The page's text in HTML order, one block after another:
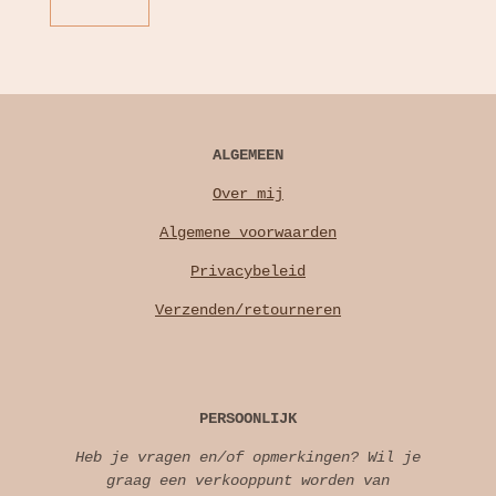
ALGEMEEN
Over mij
Algemene voorwaarden
Privacybeleid
Verzenden/retourneren
PERSOONLIJK
Heb je vragen en/of opmerkingen? Wil je
graag een verkooppunt worden van